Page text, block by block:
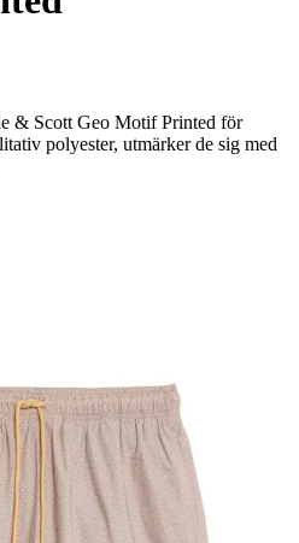
& Scott Geo Motif Printed för
polyester, utmärker de sig med